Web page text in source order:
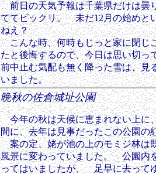
前日の天気予報は千葉県だけは曇
ててビックリ。 未だ12月の始めと
ねえ？
こんな時、何時もじっと家に閉じ
たと後悔するので、今日は思い切っ
前中止む気配も無く降った雪は、見
いました。
晩秋の佐倉城址公園
今年の秋は天候に恵まれない上に
間に、去年は見事だったこの公園の
案の定、姥が池の上のモミジ林は
風景に変わっていました。 公園内
ってはいましたが、 足早に去って